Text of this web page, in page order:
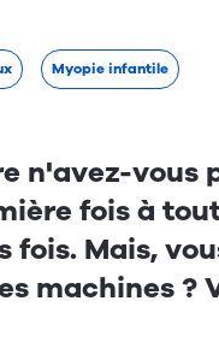
Myopie infantile
n'avez-vous
fois à
fois. Mais,
machines ?